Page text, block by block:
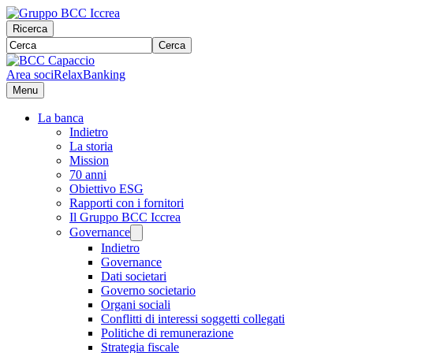
Ricerca
Cerca
Area sociRelaxBanking
Menu
La banca
Indietro
La storia
Mission
70 anni
Obiettivo ESG
Rapporti con i fornitori
Il Gruppo BCC Iccrea
Governance
Indietro
Governance
Dati societari
Governo societario
Organi sociali
Conflitti di interessi soggetti collegati
Politiche di remunerazione
Strategia fiscale